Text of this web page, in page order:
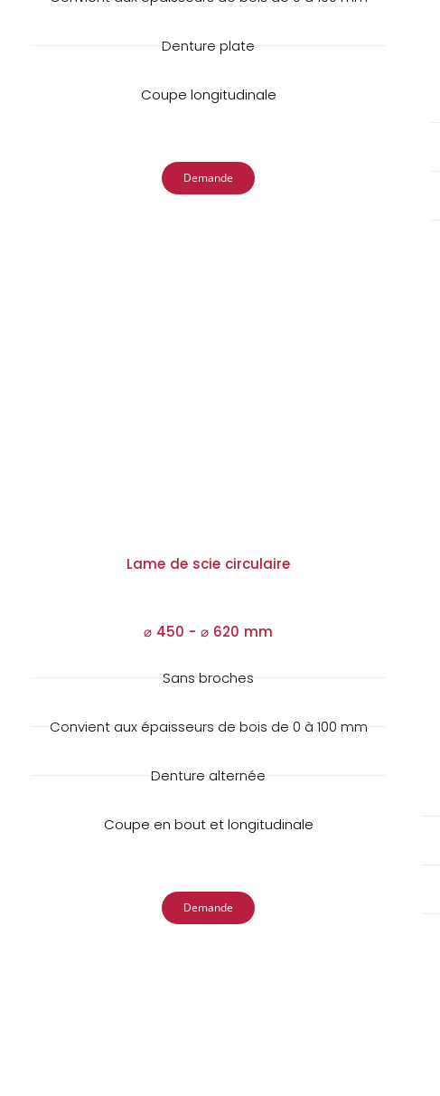
Denture plate
Coupe longitudinale
Demande
Lame de scie circulaire
⌀ 450 -⌀ 620 mm
Sans broches
Convient aux épaisseurs de bois de 0 à 100 mm
Denture alternée
Coupe en bout et longitudinale
Demande